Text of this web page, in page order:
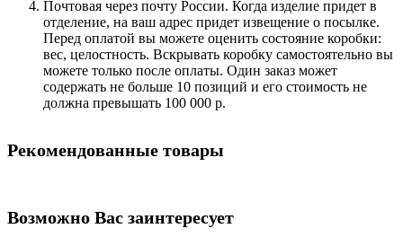
Почтовая через почту России. Когда изделие придет в
отделение, на ваш адрес придет извещение о посылке.
Перед оплатой вы можете оценить состояние коробки:
вес, целостность. Вскрывать коробку самостоятельно вы
можете только после оплаты. Один заказ может
содержать не больше 10 позиций и его стоимость не
должна превышать 100 000 р.
Рекомендованные товары
Возможно Вас заинтересует